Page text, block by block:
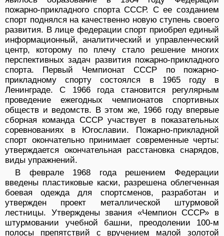
пожарно-прикладного спорта СССР. С ее созданием
спорт поднялся на качественно новую ступень своего
развития. В лице федерации спорт приобрел единый
информационный, аналитический и управленческий
центр, которому по плечу стало решение многих
перспективных задач развития пожарно-прикладного
спорта. Первый Чемпионат СССР по пожарно-
прикладному спорту состоялся в 1965 году в
Ленинграде. С 1966 года становится регулярным
проведение ежегодных чемпионатов спортивных
обществ и ведомств. В этом же, 1966 году впервые
сборная команда СССР участвует в показательных
соревнованиях в Югославии. Пожарно-прикладной
спорт окончательно принимает современные черты:
утверждается окончательная расстановка снарядов,
виды упражнений.
В феврале 1968 года решением Федерации
введены пластиковые каски, разрешена облегченная
боевая одежда для спортсменов, разработан и
утвержден проект металлической штурмовой
лестницы. Утверждены звания «Чемпион СССР» в
штурмовании учебной башни, преодолении 100-м
полосы препятствий с вручением малой золотой